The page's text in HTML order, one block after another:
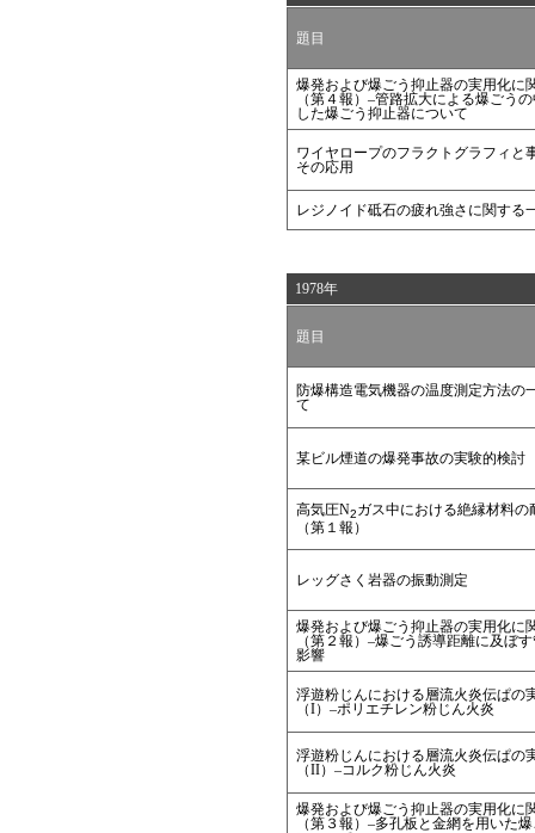
題目
爆発および爆ごう抑止器の実用化に
（第４報）–管路拡大による爆ごう
した爆ごう抑止器について
ワイヤロープのフラクトグラフィと
その応用
レジノイド砥石の疲れ強さに関する
1978年
題目
防爆構造電気機器の温度測定方法の
て
某ビル煙道の爆発事故の実験的検討
高気圧N2ガス中における絶縁材料の
（第１報）
レッグさく岩器の振動測定
爆発および爆ごう抑止器の実用化に
（第２報）–爆ごう誘導距離に及ぼ
影響
浮遊粉じんにおける層流火炎伝ぱの
（I）–ポリエチレン粉じん火炎
浮遊粉じんにおける層流火炎伝ぱの
（II）–コルク粉じん火炎
爆発および爆ごう抑止器の実用化に
（第３報）–多孔板と金網を用いた